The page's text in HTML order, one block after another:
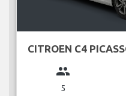
CITROEN C4
group
5